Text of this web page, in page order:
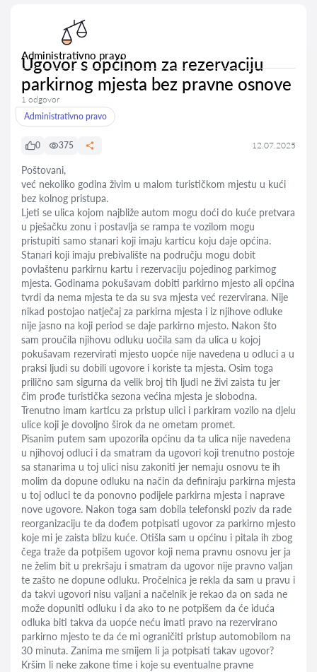
Administrativno pravo
Ugovor s općinom za rezervaciju
parkirnog mjesta bez pravne osnove
1 odgovor
Administrativno pravo
0 375 12.07.2025
Poštovani,
već nekoliko godina živim u malom turističkom mjestu u kući
bez kolnog pristupa.
Ljeti se ulica kojom najbliže autom mogu doći do kuće pretvara
u pješačku zonu i postavlja se rampa te vozilom mogu
pristupiti samo stanari koji imaju karticu koju daje općina.
Stanari koji imaju prebivalište na području mogu dobit
povlaštenu parkirnu kartu i rezervaciju pojedinog parkirnog
mjesta. Godinama pokušavam dobiti parkirno mjesto ali općina
tvrdi da nema mjesta te da su sva mjesta već rezervirana. Nije
nikad postojao natječaj za parkirna mjesta i iz njihove odluke
nije jasno na koji period se daje parkirno mjesto. Nakon što
sam proučila njihovu odluku uočila sam da ulica u kojoj
pokušavam rezervirati mjesto uopće nije navedena u odluci a u
praksi ljudi su dobili ugovore i koriste ta mjesta. Osim toga
prilično sam sigurna da velik broj tih ljudi ne živi zaista tu jer
čim prođe turistička sezona većina mjesta je slobodna.
Trenutno imam karticu za pristup ulici i parkiram vozilo na djelu
ulice koji je dovoljno širok da ne ometam promet.
Pisanim putem sam upozorila općinu da ta ulica nije navedena
u njihovoj odluci i da smatram da ugovori koji trenutno postoje
sa stanarima u toj ulici nisu zakoniti jer nemaju osnovu te ih
molim da dopune odluku na način da definiraju parkirna mjesta
u toj odluci te da ponovno podijele parkirna mjesta i naprave
nove ugovore. Nakon toga sam dobila telefonski poziv da rade
reorganizaciju te da dođem potpisati ugovor za parkirno mjesto
koje mi je zaista blizu kuće. Otišla sam u općinu i pitala ih zbog
čega traže da potpišem ugovor koji nema pravnu osnovu jer ja
ne želim bit u prekršaju i smatram da ugovor nije pravno valjan
te zašto ne dopune odluku. Pročelnica je rekla da sam u pravu i
da takvi ugovori nisu valjani a načelnik je rekao da on sada ne
može dopuniti odluku i da ako to ne potpišem da će iduća
odluka biti takva da uopće neću imati pravo na rezervirano
parkirno mjesto te da će mi ograničiti pristup automobilom na
30 minuta. Zanima me smijem li ja potpisati takav ugovor?
Kršim li neke zakone time i koje su eventualne pravne